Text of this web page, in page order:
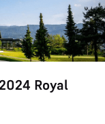
Royal